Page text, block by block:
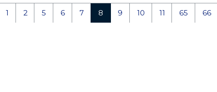
1 2 5 6 7 8 9 10 11 65 66